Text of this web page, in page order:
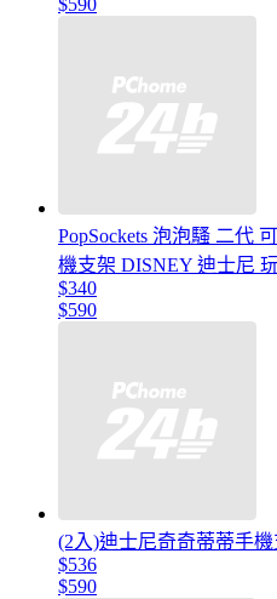
$590
PopSockets 泡泡騷 二代
機支架 DISNEY 迪士尼
$340
$590
(2入)迪士尼奇奇蒂蒂手機
$536
$590